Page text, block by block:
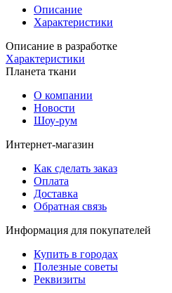
Описание
Характеристики
Описание в разработке
Характеристики
Планета ткани
О компании
Новости
Шоу-рум
Интернет-магазин
Как сделать заказ
Оплата
Доставка
Обратная связь
Информация для покупателей
Купить в городах
Полезные советы
Реквизиты